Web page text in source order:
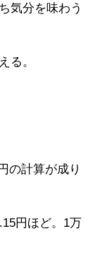
気分を味わう
る。
の計算が成り
円ほど。1万